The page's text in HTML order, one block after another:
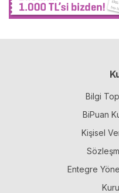
Bilgi
BiPuan
Kişisel
Entegre